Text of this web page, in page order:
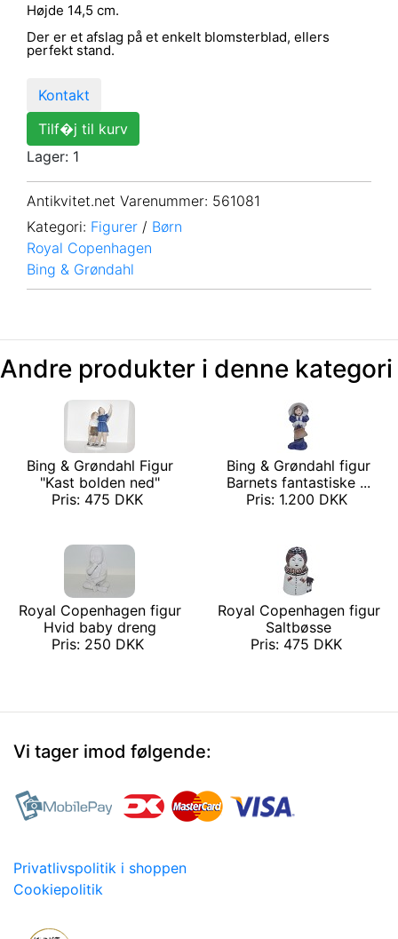
Højde 14,5 cm.
Der er et afslag på et enkelt blomsterblad, ellers
perfekt stand.
Kontakt
Tilf�j til kurv
Lager: 1
Antikvitet.net Varenummer: 561081
Kategori: Figurer / Børn
Royal Copenhagen
Bing & Grøndahl
Andre produkter i denne kategori
Bing & Grøndahl Figur
"Kast bolden ned"
Pris: 475 DKK
Bing & Grøndahl figur
Barnets fantastiske ...
Pris: 1.200 DKK
Royal Copenhagen figur
Hvid baby dreng
Pris: 250 DKK
Royal Copenhagen figur
Saltbøsse
Pris: 475 DKK
Vi tager imod følgende:
Privatlivspolitik i shoppen
Cookiepolitik